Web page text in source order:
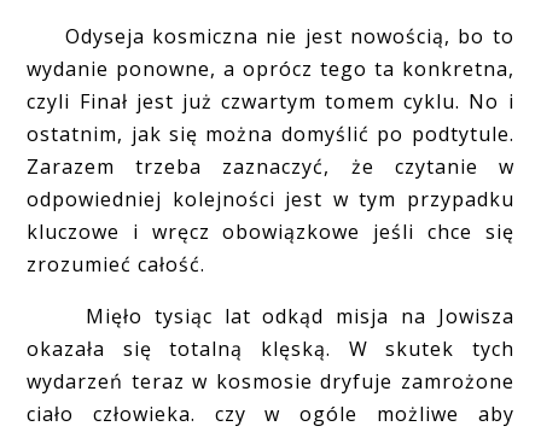
Odyseja kosmiczna nie jest nowością, bo to
wydanie ponowne, a oprócz tego ta konkretna,
czyli Finał jest już czwartym tomem cyklu. No i
ostatnim, jak się można domyślić po podtytule.
Zarazem trzeba zaznaczyć, że czytanie w
odpowiedniej kolejności jest w tym przypadku
kluczowe i wręcz obowiązkowe jeśli chce się
zrozumieć całość.
Mięło tysiąc lat odkąd misja na Jowisza
okazała się totalną klęską. W skutek tych
wydarzeń teraz w kosmosie dryfuje zamrożone
ciało człowieka. czy w ogóle możliwe aby